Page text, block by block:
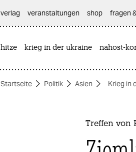
themen
verlag
veranstaltungen shop fragen
hitze krieg in der ukraine nahost-
Startseite Politik Asien Krieg in
Treffen von